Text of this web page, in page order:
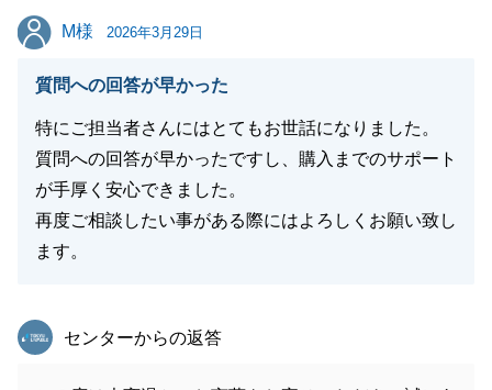
M様
M様 2026年3月29日
質問への回答が早かった
特にご担当者さんにはとてもお世話になりました。
質問への回答が早かったですし、購入までのサポート
が手厚く安心できました。
再度ご相談したい事がある際にはよろしくお願い致し
ます。
東急リバブル
センターからの返答